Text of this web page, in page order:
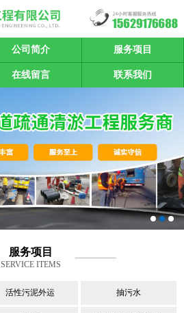
公司简介 服务项目
在线留言 联系我们
服务项目
SERVICE ITEMS
活性污泥外运 抽污水